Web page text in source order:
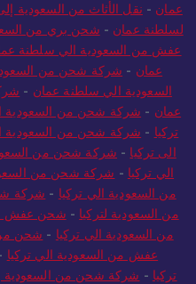
عمان - نقل الأثاث من السعودية
لسلطنة عمان - شحن بري من
عفش من السعودية الي سلطنة
عمان - شركة شحن من
السعودية الي سلطنة عمان -
عمان - شركة شحن من السعودية
تركيا - شركة شحن من السعودية
الى تركيا - شركة شحن من
الي تركيا - شركة شحن من
من السعودية الي تركيا - شركة
من السعودية لتركيا - شحن عفش
من السعودية الي تركيا - شحن من
عفش من السعودية الي تركيا
تركيا - شركة شحن من السعودية